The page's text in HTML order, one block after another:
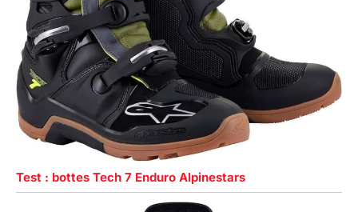
Test : bottes Tech 7 Enduro Alpinestars